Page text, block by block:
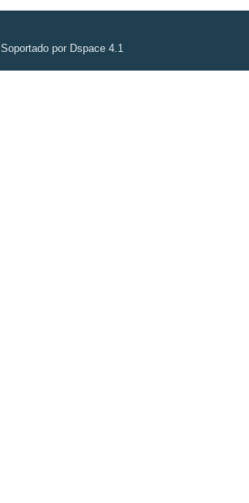
Soportado por Dspace 4.1